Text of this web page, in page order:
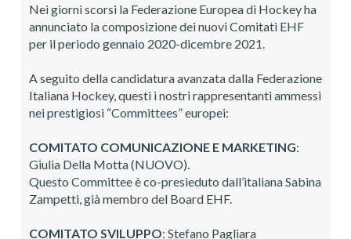
Nei giorni scorsi la Federazione Europea di Hockey ha
annunciato la composizione dei nuovi Comitati EHF
per il periodo gennaio 2020-dicembre 2021.
A seguito della candidatura avanzata dalla Federazione
Italiana Hockey, questi i nostri rappresentanti ammessi
nei prestigiosi “Committees” europei:
COMITATO COMUNICAZIONE E MARKETING:
Giulia Della Motta (NUOVO).
Questo Committee è co-presieduto dall’italiana Sabina
Zampetti, già membro del Board EHF.
COMITATO SVILUPPO: Stefano Pagliara